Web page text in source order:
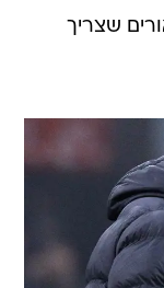
שצריך